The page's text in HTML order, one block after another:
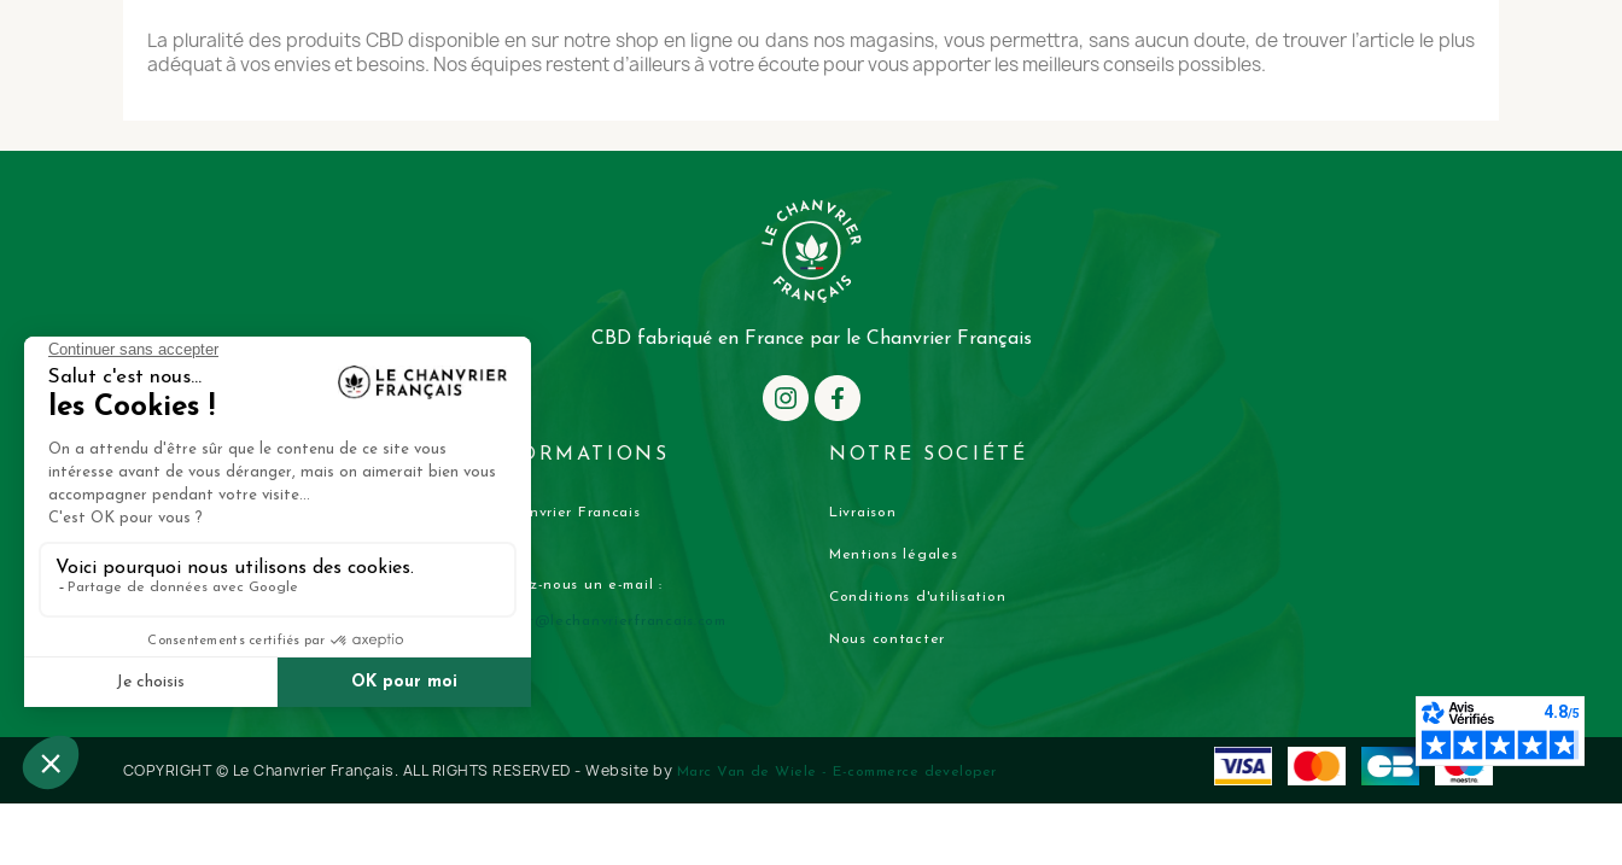
La pluralité des produits CBD disponible en sur notre shop en ligne ou dans nos magasins, vous permettra, sans aucun doute, de trouver l’article le plus
adéquat à vos envies et besoins. Nos équipes restent d’ailleurs à votre écoute pour vous apporter les meilleurs conseils possibles.
CBD fabriqué en France par le Chanvrier Français
VOTRE COMPTE
Suivi de commande
Mes alertes
INFORMATIONS
Le Chanvrier Francais
Envoyez-nous un e-mail :
NOTRE SOCIÉTÉ
Livraison
Mentions légales
Conditions d'utilisation
Nous contacter
COPYRIGHT © Le Chanvrier Français. ALL RIGHTS RESERVED - Website by Marc Van de Wiele - E-commerce developer